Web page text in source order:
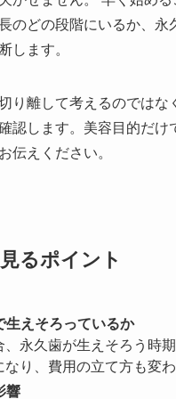
のどの段階にいるか、
します。
り離して考えるのでは
認します。美容目的だ
伝えください。
るポイント
生えそろっているか
、永久歯が生えそろう時
なり、費用の立て方も変
響